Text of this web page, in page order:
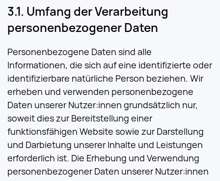
Umfang der Verarbeitung
personenbezogener Daten
Personenbezogene Daten sind alle
Informationen, die sich auf eine identifizierte oder
identifizierbare natürliche Person beziehen. Wir
erheben und verwenden personenbezogene
Daten unserer Nutzer:innen grundsätzlich nur,
soweit dies zur Bereitstellung einer
funktionsfähigen Website sowie zur Darstellung
und Darbietung unserer Inhalte und Leistungen
erforderlich ist. Die Erhebung und Verwendung
personenbezogener Daten unserer Nutzer:innen